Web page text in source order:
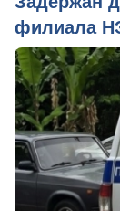
филиала